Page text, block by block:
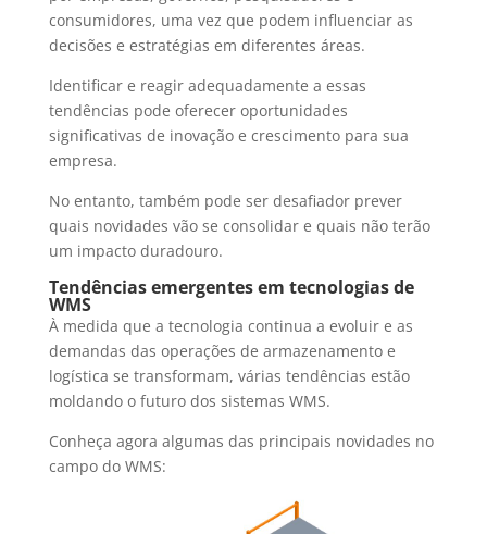
consumidores, uma vez que podem influenciar as
decisões e estratégias em diferentes áreas.
Identificar e reagir adequadamente a essas
tendências pode oferecer oportunidades
significativas de inovação e crescimento para sua
empresa.
No entanto, também pode ser desafiador prever
quais novidades vão se consolidar e quais não terão
um impacto duradouro.
Tendências emergentes em tecnologias de
WMS
À medida que a tecnologia continua a evoluir e as
demandas das operações de armazenamento e
logística se transformam, várias tendências estão
moldando o futuro dos sistemas WMS.
Conheça agora algumas das principais novidades no
campo do WMS: